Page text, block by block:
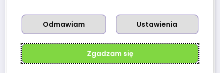
Zgadzam się
Ustawienia
Odmawiam